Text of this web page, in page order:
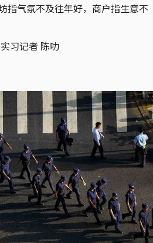
指气氛不及往年好，商户指生意不
习记者 陈叻